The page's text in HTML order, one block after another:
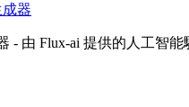
成器
- 由 Flux-ai 提供的人工智能